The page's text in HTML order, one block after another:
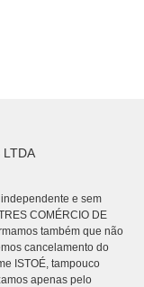
e sem
COMÉRCIO DE
também que não
cancelamento do
ISTOÉ, tampouco
apenas pelo